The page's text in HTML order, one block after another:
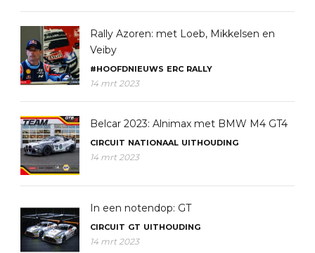
Rally Azoren: met Loeb, Mikkelsen en
Veiby
#HOOFDNIEUWS ERC RALLY
14 mrt 2023
Belcar 2023: Alnimax met BMW M4 GT4
CIRCUIT NATIONAAL UITHOUDING
14 mrt 2023
In een notendop: GT
CIRCUIT GT UITHOUDING
14 mrt 2023